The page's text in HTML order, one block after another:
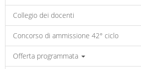
Collegio dei docenti
Concorso di ammissione 42° ciclo
Offerta programmata